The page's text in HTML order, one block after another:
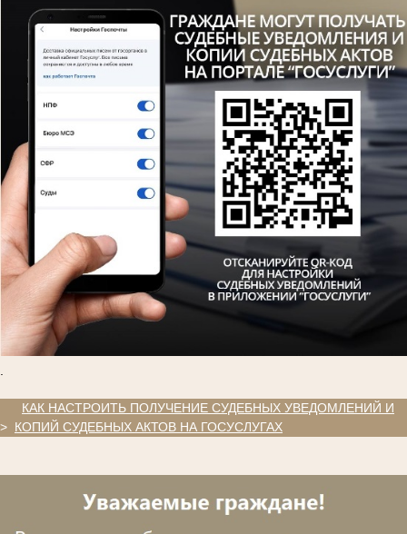
>
КАК НАСТРОИТЬ ПОЛУЧЕНИЕ СУДЕБНЫХ УВЕДОМЛЕНИЙ И
КОПИЙ СУДЕБНЫХ АКТОВ НА ГОСУСЛУГАХ